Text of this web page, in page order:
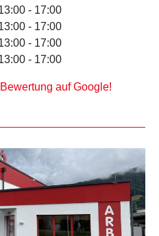
- 17:00
- 17:00
- 17:00
- 17:00
Bewertung auf Google!